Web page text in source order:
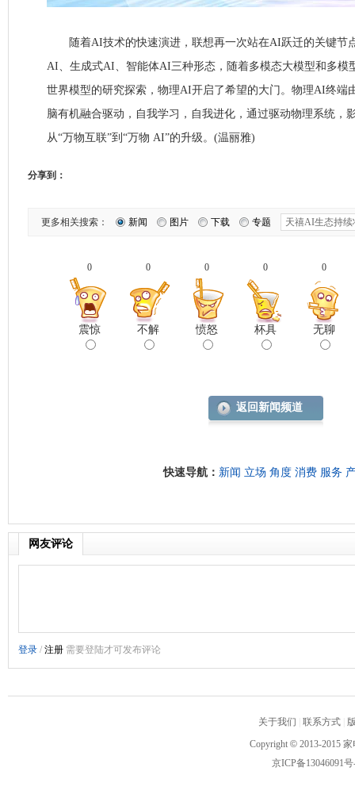
随着AI技术的快速演进，联想再一次站在AI跃迁的关键节
AI、生成式AI、智能体AI三种形态，随着多模态大模型和多模
世界模型的研究探索，物理AI开启了希望的大门。物理AI终端
脑有机融合驱动，自我学习，自我进化，通过驱动物理系统，
从“万物互联”到“万物 AI”的升级。(温丽雅)
分享到：
更多相关搜索： 新闻 图片 下载 专题
0
震惊
0
不解
0
愤怒
0
杯具
0
无聊
返回新闻频道
快速导航： 新闻 立场 角度 消费 服务
网友评论
关于我们 联系方式
Copyright © 2013-2015
京ICP备13046091号